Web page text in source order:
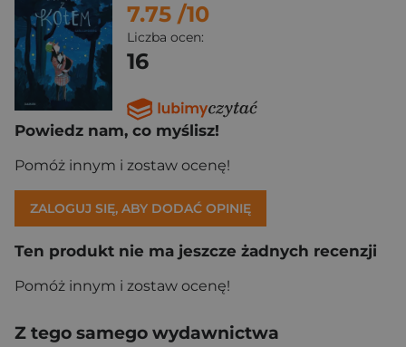
7.75 /10
Liczba ocen:
16
Powiedz nam, co myślisz!
Pomóż innym i zostaw ocenę!
ZALOGUJ SIĘ, ABY DODAĆ OPINIĘ
Ten produkt nie ma jeszcze żadnych recenzji
Pomóż innym i zostaw ocenę!
Z tego samego wydawnictwa